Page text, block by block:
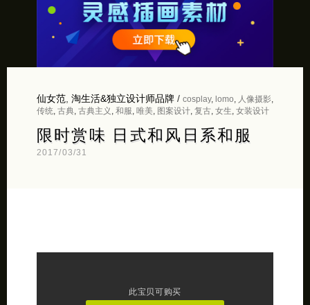
仙女范, 淘生活&独立设计师品牌/ cosplay, lomo 人像摄影,
传统 古典, 古典主义 和服 唯美, 图案设计, 复古, 女生 女装设计
限时赏味 日式和风日系和服
2017/03/31
此宝贝可购买